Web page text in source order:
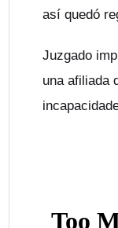
así quedó
Juzgado
una afiliada